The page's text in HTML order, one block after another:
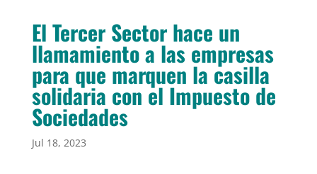
El Tercer Sector hace un
llamamiento a las empresas
para que marquen la casilla
solidaria con el Impuesto de
Sociedades
Jul 18, 2023